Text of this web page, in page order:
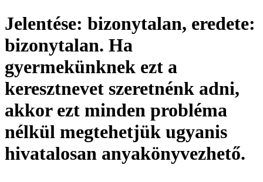
Jelentése: bizonytalan, eredete:
bizonytalan. Ha
gyermekünknek ezt a
keresztnevet szeretnénk adni,
akkor ezt minden probléma
nélkül megtehetjük ugyanis
hivatalosan anyakönyvezhető.